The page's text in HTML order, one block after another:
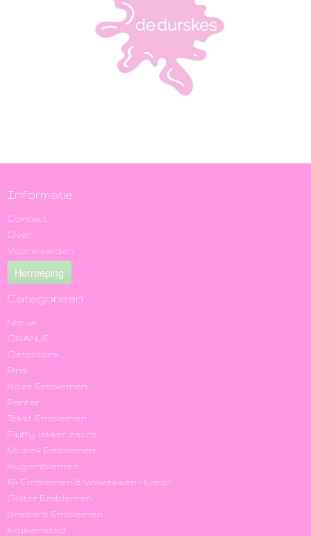
Informatie
Contact
Over
Voorwaarden
Herroeping
Categorieën
Nieuw
ORANJE
Oeteldonk
Pins
Roze Emblemen
Panter
Tekst Emblemen
Fluffy, lekker zacht
Muziek Emblemen
Rugemblemen
18+ Emblemen & Volwassen Humor
Glitter Emblemen
Brabant Emblemen
Kruikenstad